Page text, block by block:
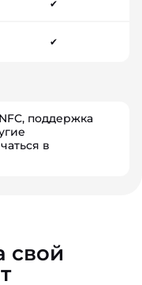
✔
✔
поддержка
в
свой